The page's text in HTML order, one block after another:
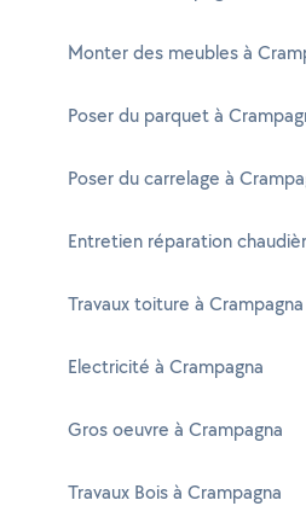
Monter des meubles à
Poser du parquet à
Poser du carrelage à
Entretien réparation
Travaux toiture à Crampagna
Electricité à Crampagna
Gros oeuvre à Crampagna
Travaux Bois à Crampagna